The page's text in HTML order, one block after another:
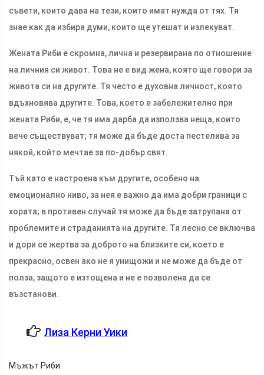
съвети, които дава на тези, които имат нужда от тях. Тя
знае как да избира думи, които ще утешат и излекуват.
Жената Риби е скромна, лична и резервирана по отношение
на личния си живот. Това не е вид жена, която ще говори за
живота си на другите. Тя често е духовна личност, която
вдъхновява другите. Това, което е забележително при
жената Риби, е, че тя има дарба да използва неща, които
вече съществуват; тя може да бъде доста пестелива за
някой, който мечтае за по-добър свят.
Тъй като е настроена към другите, особено на
емоционално ниво, за нея е важно да има добри граници с
хората; в противен случай тя може да бъде затрупана от
проблемите и страданията на другите. Тя лесно се включва
и дори се жертва за доброто на близките си, което е
прекрасно, освен ако не я унищожи и не може да бъде от
полза, защото е изтощена и не е позволена да се
възстанови.
Лиза Керни Уики
Мъжът Риби